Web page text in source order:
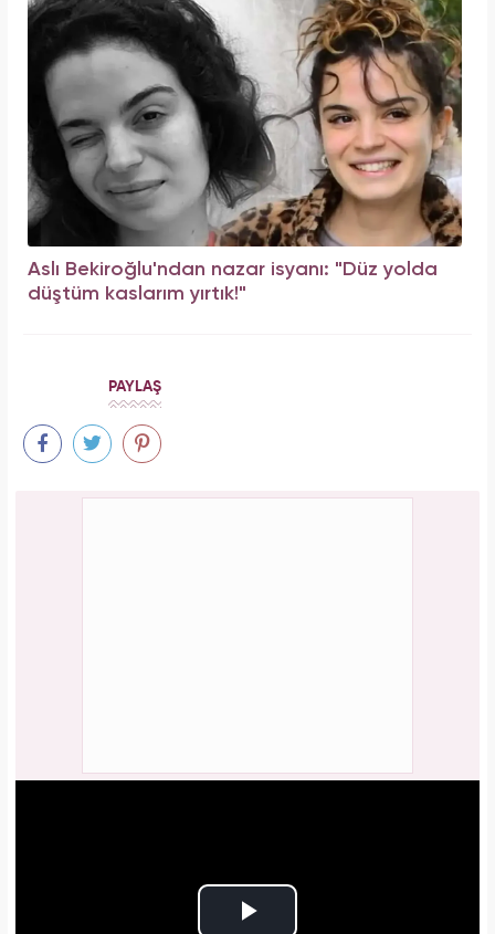
Aslı Bekiroğlu'ndan nazar isyanı: "Düz yolda
düştüm kaslarım yırtık!"
PAYLAŞ